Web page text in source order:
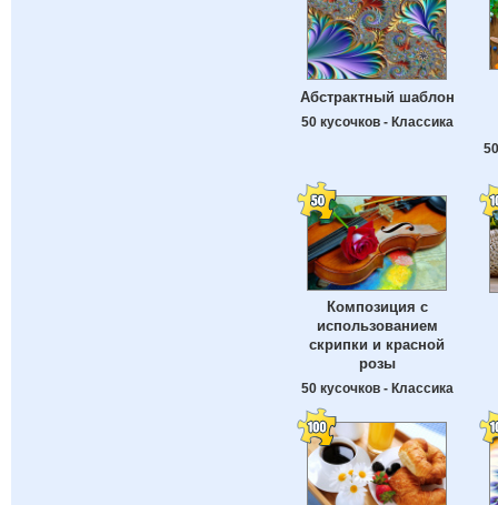
Абстрактный шаблон
50 кусочков - Классика
Композиция с
использованием
скрипки и красной
розы
50 кусочков - Классика